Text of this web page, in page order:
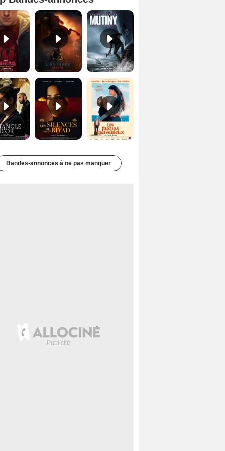
Spider-Man: Brand New Day Bande-annonce VO STFR L'Odyssée Bande-annonce VO STFR
Les Silences de Riyad Bande-annonce VO STFR Les Matins merveilleux Bande-annonce VF
Bandes-annonces à ne pas manquer